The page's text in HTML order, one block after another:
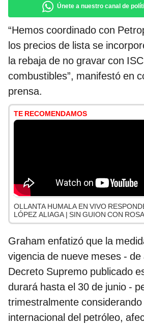
Únete a nuestro canal de
“Hemos coordinado con
los precios de lista se
la rebaja de no gravar con
combustibles”, manifestó en
prensa.
TE RECOMENDAMOS
OLLANTA HUMALA EN VIVO
LÓPEZ ALIAGA | SIN GUION CON
Graham enfatizó que la
vigencia de nueve meses -
Decreto Supremo publicado
durará hasta el 30 de junio -
trimestralmente
internacional del petróleo,